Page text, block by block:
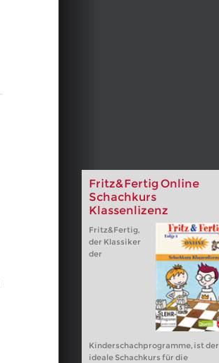
Fritz&Fertig Online
Schachkurs
Klassenlizenz
Fritz&Fertig,
der Klassiker
der
Kinderschachprogramme, ist der
ideale Schachkurs für die